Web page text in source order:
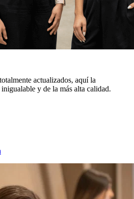
actualizados, aquí la
y de la más alta calidad.